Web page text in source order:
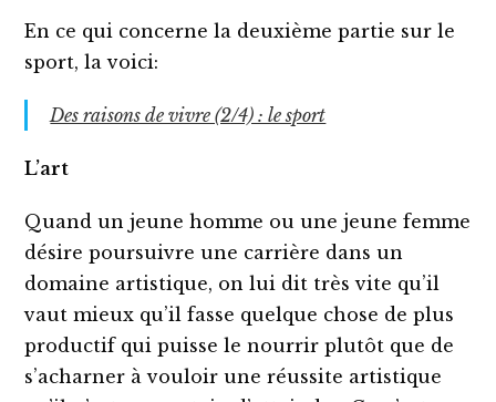
En ce qui concerne la deuxième partie sur le
sport, la voici:
Des raisons de vivre (2/4) : le sport
L’art
Quand un jeune homme ou une jeune femme
désire poursuivre une carrière dans un
domaine artistique, on lui dit très vite qu’il
vaut mieux qu’il fasse quelque chose de plus
productif qui puisse le nourrir plutôt que de
s’acharner à vouloir une réussite artistique